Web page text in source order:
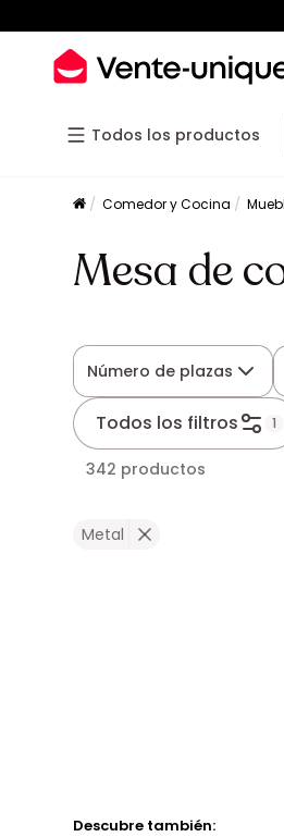
Todos los productos
Comedor y Cocina
Mesa de
Número de plazas
Todos los filtros 1
342 productos
Metal
Descubre también: